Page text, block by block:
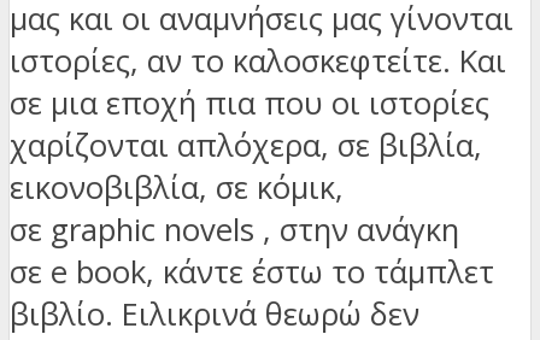
μας και οι αναμνήσεις μας γίνονται
ιστορίες, αν το καλοσκεφτείτε. Και
σε μια εποχή πια που οι ιστορίες
χαρίζονται απλόχερα, σε βιβλία,
εικονοβιβλία, σε κόμικ,
σε graphic novels , στην ανάγκη
σε e book, κάντε έστω το τάμπλετ
βιβλίο. Ειλικρινά θεωρώ δεν